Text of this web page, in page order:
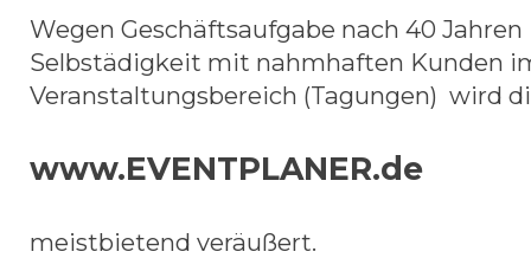
Wegen Geschäftsaufgabe nach 40 Jahren
Selbstädigkeit mit nahmhaften Kunden
Veranstaltungsbereich (Tagungen) wird
www.EVENTPLANER.de
meistbietend veräußert.